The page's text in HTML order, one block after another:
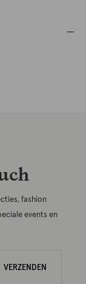
fashion
events en
VERZENDEN